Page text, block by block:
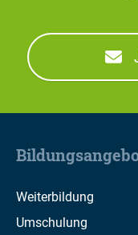
Weiterbildung
Umschulung